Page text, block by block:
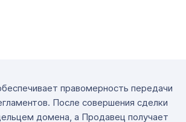
правомерность передачи
После совершения сделки
домена, а Продавец получает